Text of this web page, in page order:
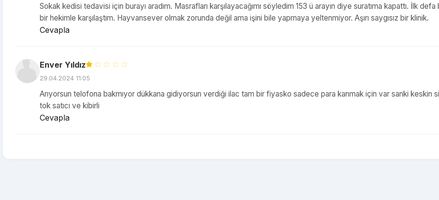
Sokak kedisi tedavisi için burayı aradım. Masrafları karşılayacağımı söyledim 153 ü arayın diye suratıma kapattı. İlk
bir hekimle karşılaştım. Hayvansever olmak zorunda değil ama işini bile yapmaya yeltenmiyor. Aşırı saygısız bir klinik.
Cevapla
Enver Yıldız
29.04.2024 11:05
Arıyorsun telofona bakmıyor dükkana gidiyorsun verdiği ilac tam bir fiyasko sadece para kanmak için var sanki keskin
tok satıcı ve kibirli
Cevapla